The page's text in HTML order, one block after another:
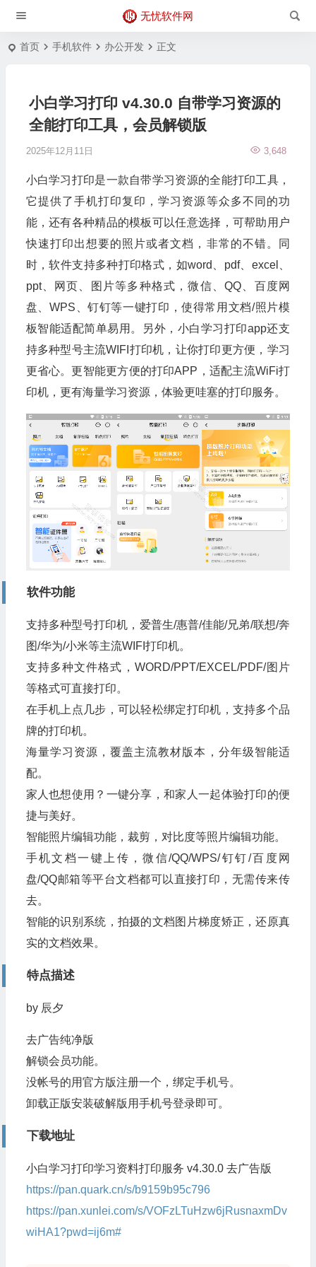
无忧软件网
首页 手机软件 办公开发 正文
小白学习打印 v4.30.0 自带学习资源的
全能打印工具，会员解锁版
2025年12月11日 3,648
小白学习打印是一款自带学习资源的全能打印工具，
它提供了手机打印复印，学习资源等众多不同的功
能，还有各种精品的模板可以任意选择，可帮助用户
快速打印出想要的照片或者文档，非常的不错。同
时，软件支持多种打印格式，如word、pdf、excel、
ppt、网页、图片等多种格式，微信、QQ、百度网
盘、WPS、钉钉等一键打印，使得常用文档/照片模
板智能适配简单易用。另外，小白学习打印app还支
持多种型号主流WIFI打印机，让你打印更方便，学习
更省心。更智能更方便的打印APP，适配主流WiFi打
印机，更有海量学习资源，体验更哇塞的打印服务。
软件功能
支持多种型号打印机，爱普生/惠普/佳能/兄弟/联想/奔
图/华为/小米等主流WIFI打印机。
支持多种文件格式，WORD/PPT/EXCEL/PDF/图片
等格式可直接打印。
在手机上点几步，可以轻松绑定打印机，支持多个品
牌的打印机。
海量学习资源，覆盖主流教材版本，分年级智能适
配。
家人也想使用？一键分享，和家人一起体验打印的便
捷与美好。
智能照片编辑功能，裁剪，对比度等照片编辑功能。
手机文档一键上传，微信/QQ/WPS/钉钉/百度网
盘/QQ邮箱等平台文档都可以直接打印，无需传来传
去。
智能的识别系统，拍摄的文档图片梯度矫正，还原真
实的文档效果。
特点描述
by 辰夕
去广告纯净版
解锁会员功能。
没帐号的用官方版注册一个，绑定手机号。
卸载正版安装破解版用手机号登录即可。
下载地址
小白学习打印学习资料打印服务 v4.30.0 去广告版
https://pan.quark.cn/s/b9159b95c796
https://pan.xunlei.com/s/VOFzLTuHzw6jRusnaxmDv
wiHA1?pwd=ij6m#